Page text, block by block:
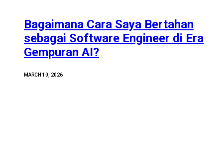
Bagaimana Cara Saya Bertahan
sebagai Software Engineer di Era
Gempuran AI?
MARCH 10, 2026